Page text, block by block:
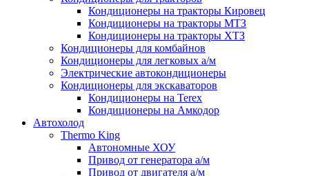
Кондиционеры на тракторы Кировец
Кондиционеры на тракторы МТЗ
Кондиционеры на тракторы ХТЗ
Кондиционеры для комбайнов
Кондиционеры для легковых а/м
Электрические автокондиционеры
Кондиционеры для экскаваторов
Кондиционеры на Terex
Кондиционеры на Амкодор
Автохолод
Thermo King
Автономные ХОУ
Привод от генератора а/м
Привод от двигателя а/м